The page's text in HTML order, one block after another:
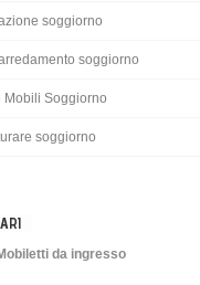
soggiorno
soggiorno
Mobili Soggiorno
soggiorno
da ingresso